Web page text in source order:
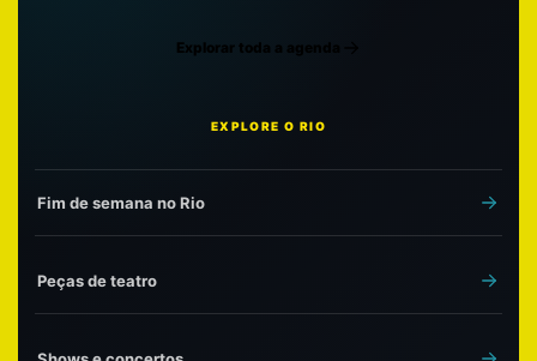
Explorar toda a agenda
EXPLORE O RIO
Fim de semana no Rio
Peças de teatro